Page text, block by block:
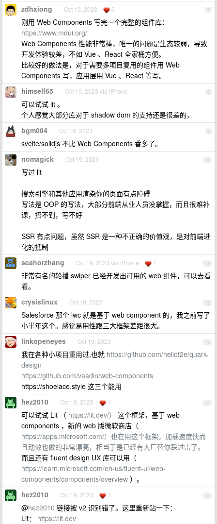
7
zdhxiong Oct 19, 2023 6
刚用 Web Components 写完一个完整的组件库：
https://www.mdui.org/
Web Components 性能非常棒，唯一的问题是生态较弱，导致
开发体验较差，不如 Vue 、React 全家桶方便。
比较好的做法是，对于需要多项目复用的组件用 Web
Components 写，应用层用 Vue 、React 等写。
8
himself65 Oct 19, 2023 via iPhone
可以试试 lit 。
个人感觉大部分库对于 shadow dom 的支持还是很差的，
9
bgm004 Oct 19, 2023
svelte/solidjs 不比 Web Components 香多了。
10
nomagick Oct 19, 2023
写过 lit
搜索引擎和其他应用渲染你的页面有点障碍
写法是 OOP 的写法，大部分前端从业人员没掌握，而且很难补
课，招不到，写不好
SSR 有点问题，虽然 SSR 是一种不正确的价值观，是对前端进
化的抵制
11
seahorzhang Oct 19, 2023 via iPhone 1
非常有名的轮播 swiper 已经开发出可用的 web 组件，可以去看
看。
12
crysislinux Oct 19, 2023
Salesforce 那个 lwc 就是基于 web component 的，我之前写了
小半年这个。感觉易用性跟三大框架差距很大。
13
linkopeneyes Oct 19, 2023
我在各种小项目重用过,也就 https://github.com/hellof2e/quark-
design
https://github.com/vaadin/web-components
https://shoelace.style 这三个能用
14
hez2010 Oct 19, 2023 1
可以试试 Lit （ https://lit.dev/）
这个框架，基于 web
components ，新的 web 版微软商店（
https://apps.microsoft.com/）也在用这个框架，加载速度快而
且动效也做的非常漂亮，相当于是已经有大厂替你踩过雷了。
而且还有 fluent design UX 库可以用（
https://learn.microsoft.com/en-us/fluent-ui/web-
components/components/overview ）。
15
hez2010 Oct 19, 2023 1
@hez2010 链接被 v2 识别错了。这里重新贴一下：
Lit： https://lit.dev